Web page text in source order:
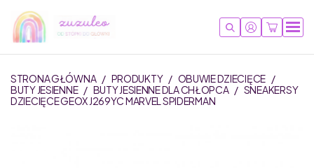
STRONA GŁÓWNA / PRODUKTY / OBUWIE DZIECIĘCE /
BUTY JESIENNE / BUTY JESIENNE DLA CHŁOPCA / SNEAKERSY
DZIECIĘCE GEOX J269YC MARVEL SPIDERMAN